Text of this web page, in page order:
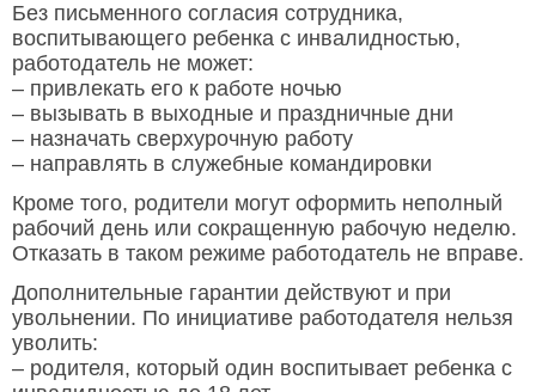
Без письменного согласия сотрудника,
воспитывающего ребенка с инвалидностью,
работодатель не может:
– привлекать его к работе ночью
– вызывать в выходные и праздничные дни
– назначать сверхурочную работу
– направлять в служебные командировки
Кроме того, родители могут оформить неполный
рабочий день или сокращенную рабочую неделю.
Отказать в таком режиме работодатель не вправе.
Дополнительные гарантии действуют и при
увольнении. По инициативе работодателя нельзя
уволить:
– родителя, который один воспитывает ребенка с